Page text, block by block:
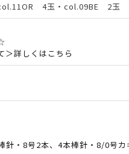
4玉・col.09BE 2玉
＞詳しくはこちら
針・8号2本、4本棒針・8/0号カ